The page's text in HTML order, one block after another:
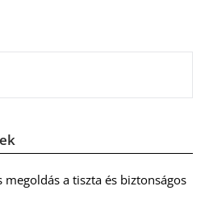
a tiszta és biztonságos